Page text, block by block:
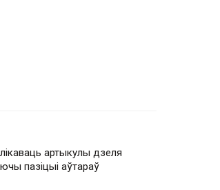
артыкулы дзеля
пазіцыі аўтараў